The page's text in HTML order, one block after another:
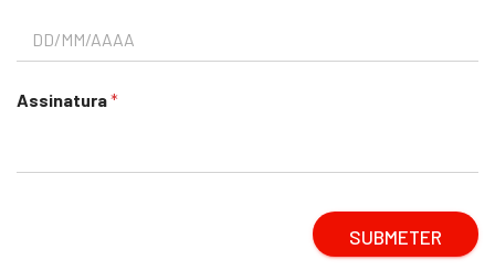
d
e
d
Assinatura*
SUBMETER